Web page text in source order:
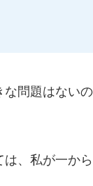
問題はない
、私が一か